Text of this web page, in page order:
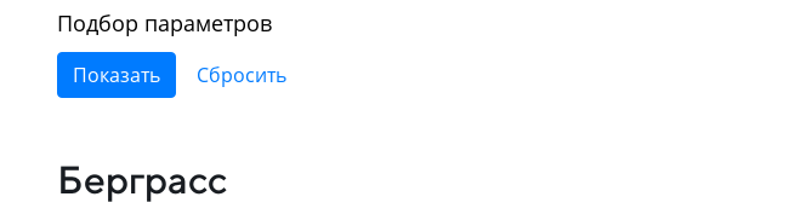
Подбор параметров
Берграсс